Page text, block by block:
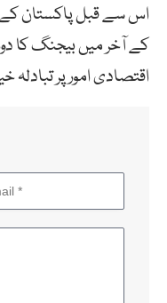
اس سے قبل پاکستان کے
کے آخر میں بیجنگ کا
اقتصادی امور پر تبادلہ